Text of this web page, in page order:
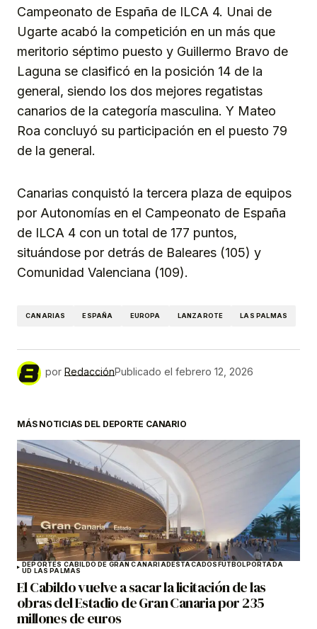
Campeonato de España de ILCA 4. Unai de
Ugarte acabó la competición en un más que
meritorio séptimo puesto y Guillermo Bravo de
Laguna se clasificó en la posición 14 de la
general, siendo los dos mejores regatistas
canarios de la categoría masculina. Y Mateo
Roa concluyó su participación en el puesto 79
de la general.
Canarias conquistó la tercera plaza de equipos
por Autonomías en el Campeonato de España
de ILCA 4 con un total de 177 puntos,
situándose por detrás de Baleares (105) y
Comunidad Valenciana (109).
CANARIAS ESPAÑA EUROPA LANZAROTE LAS PALMAS
por RedacciónPublicado el febrero 12, 2026
MÁS NOTICIAS DEL DEPORTE CANARIO
DEPORTES CABILDO DE GRAN CANARIADESTACADOSFÚTBOLPORTADA
UD LAS PALMAS
El Cabildo vuelve a sacar la licitación de las
obras del Estadio de Gran Canaria por 235
millones de euros